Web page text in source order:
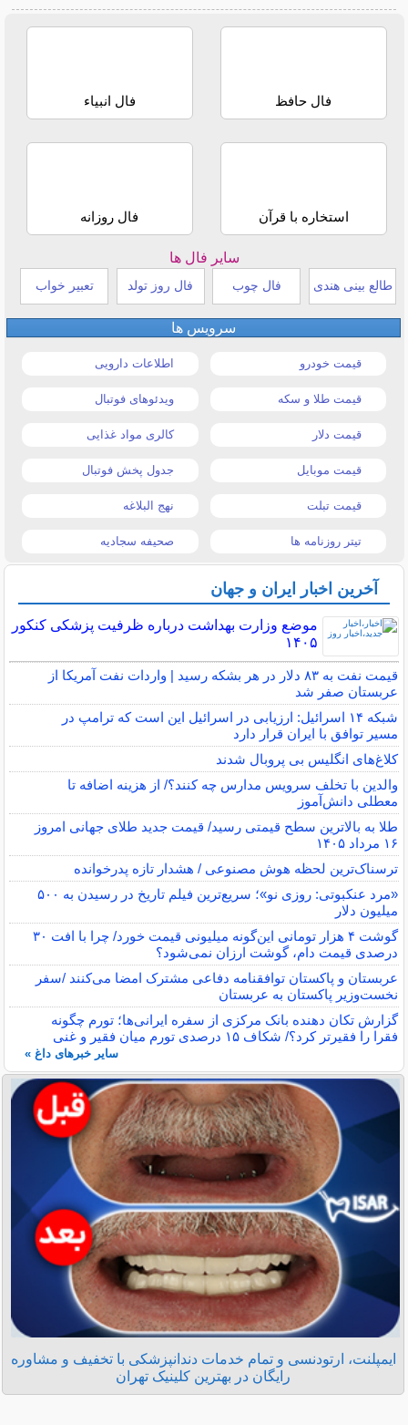
فال حافظ فال انبیاء
استخاره با قرآن فال روزانه
سایر فال ها
طالع بینی هندی فال چوب فال روز تولد تعبیر خواب
سرویس ها
قیمت خودرو اطلاعات دارویی
قیمت طلا و سکه ویدئوهای فوتبال
قیمت دلار کالری مواد غذایی
قیمت موبایل جدول پخش فوتبال
قیمت تبلت نهج البلاغه
تیتر روزنامه ها صحیفه سجادیه
آخرین اخبار ایران و جهان
موضع وزارت بهداشت درباره ظرفیت پزشکی کنکور
۱۴۰۵
قیمت نفت به ۸۳ دلار در هر بشکه رسید | واردات نفت آمریکا از
عربستان صفر شد
شبکه ۱۴ اسرائیل: ارزیابی در اسرائیل این است که ترامپ در
مسیر توافق با ایران قرار دارد
کلاغ‌های انگلیس بی پروبال شدند
والدین با تخلف سرویس مدارس چه کنند؟/ از هزینه اضافه تا
معطلی دانش‌آموز
طلا به بالاترین سطح قیمتی رسید/ قیمت جدید طلای جهانی امروز
۱۶ مرداد ۱۴۰۵
ترسناک‌ترین لحظه هوش مصنوعی / هشدار تازه پدرخوانده
«مرد عنکبوتی: روزی نو»؛ سریع‌ترین فیلم تاریخ در رسیدن به ۵۰۰
میلیون دلار
گوشت ۴ هزار تومانی این‌گونه میلیونی قیمت خورد/ چرا با افت ۳۰
درصدی قیمت دام، گوشت ارزان نمی‌شود؟
عربستان و پاکستان توافقنامه دفاعی مشترک امضا می‌کنند /سفر
نخست‌وزیر پاکستان به عربستان
گزارش تکان‌ دهنده بانک مرکزی از سفره ایرانی‌ها؛ تورم چگونه
فقرا را فقیرتر کرد؟/ شکاف ۱۵ درصدی تورم میان فقیر و غنی
سایر خبرهای داغ »
ایمپلنت، ارتودنسی و تمام خدمات دندانپزشکی با تخفیف و مشاوره
رایگان در بهترین کلینیک تهران